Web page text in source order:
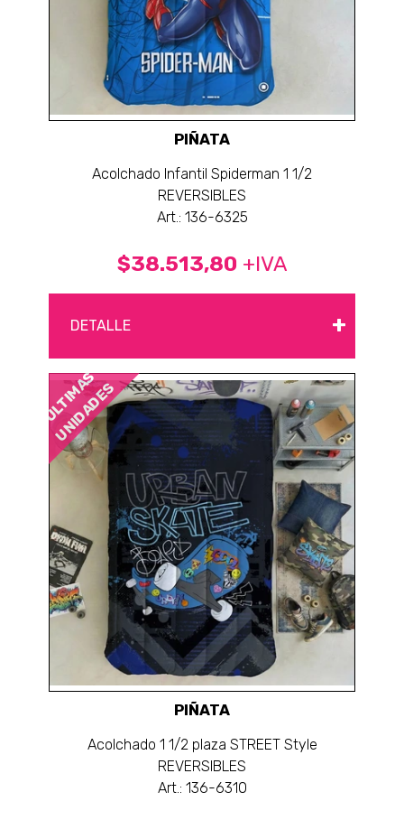
PIÑATA
Acolchado Infantil Spiderman 1 1/2
REVERSIBLES
Art.: 136-6325
$38.513,80 +IVA
DETALLE +
ÚLTIMAS
UNIDADES
PIÑATA
Acolchado 1 1/2 plaza STREET Style
REVERSIBLES
Art.: 136-6310